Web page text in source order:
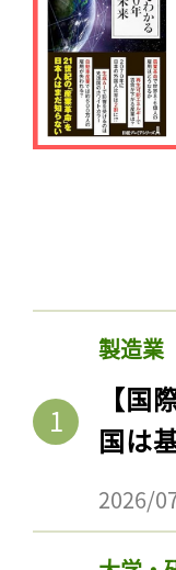
製造業
【
国は
2026/